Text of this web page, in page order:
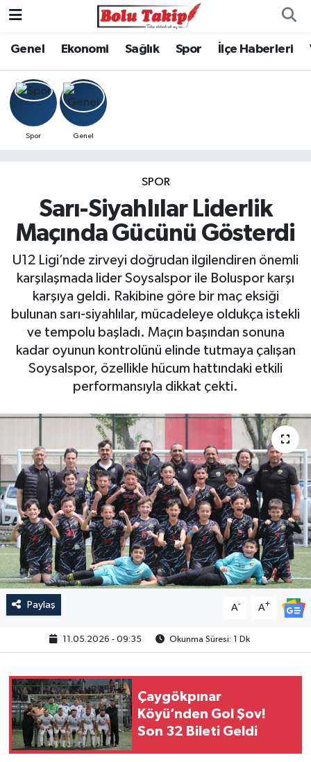
Genel Ekonomi Sağlık Spor İlçe Haberleri
Spor Genel
SPOR
Sarı-Siyahlılar Liderlik
Maçında Gücünü Gösterdi
U12 Ligi’nde zirveyi doğrudan ilgilendiren önemli
karşılaşmada lider Soysalspor ile Boluspor karşı
karşıya geldi. Rakibine göre bir maç eksiği
bulunan sarı-siyahlılar, mücadeleye oldukça istekli
ve tempolu başladı. Maçın başından sonuna
kadar oyunun kontrolünü elinde tutmaya çalışan
Soysalspor, özellikle hücum hattındaki etkili
performansıyla dikkat çekti.
Paylaş A- A+
11.05.2026 - 09:35 Okunma Süresi: 1 Dk
Çaygökpınar
Köyü’nden Gol Şov!
Son 32 Bileti Geldi